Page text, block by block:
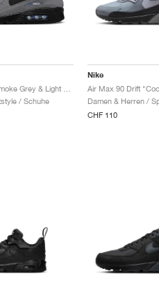
/ Schuhe
Nike
Air Max 90 Drift
CHF 110